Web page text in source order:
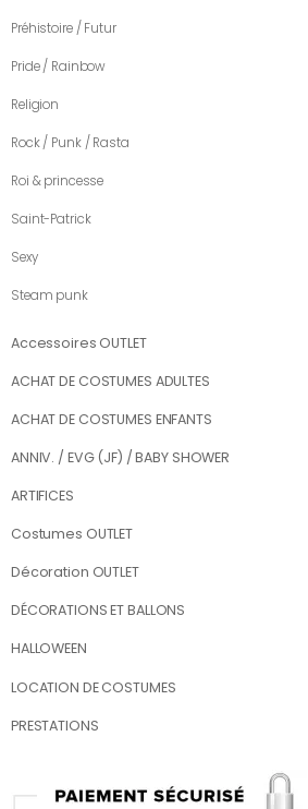
Préhistoire / Futur
Pride / Rainbow
Religion
Rock / Punk / Rasta
Roi & princesse
Saint-Patrick
Sexy
Steam punk
Accessoires OUTLET
ACHAT DE COSTUMES ADULTES
ACHAT DE COSTUMES ENFANTS
ANNIV. / EVG (JF) / BABY SHOWER
ARTIFICES
Costumes OUTLET
Décoration OUTLET
DÉCORATIONS ET BALLONS
HALLOWEEN
LOCATION DE COSTUMES
PRESTATIONS